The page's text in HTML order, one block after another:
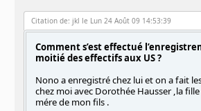
Citation de: jkl le Lun 24 Août 09 14:53:39
Comment s’est effectué
moitié des effectifs aux US ?
Nono a enregistré chez lui et on a fait
chez moi avec Dorothée Hausser ,la
mére de mon fils .